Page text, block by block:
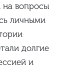
на вопросы
личными
долгие
и